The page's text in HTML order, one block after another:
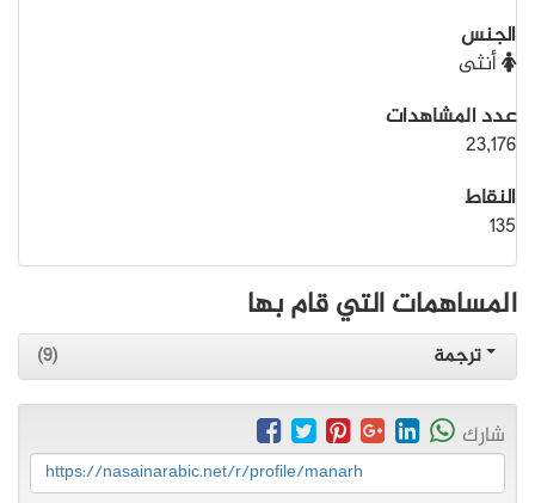
الجنس
أنثى
عدد المشاهدات
23,176
النقاط
135
المساهمات التي قام بها
ترجمة (9)
شارك
https://nasainarabic.net/r/profile/manarh